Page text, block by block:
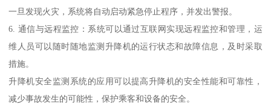
一旦发现火灾，系统将自动启动紧急停止程序，并发出警报。
6. 通信与远程监控：系统可以通过互联网实现远程监控和管理，运
维人员可以随时随地监测升降机的运行状态和故障信息，及时采取
措施。
升降机安全监测系统的应用可以提高升降机的安全性能和可靠性，
减少事故发生的可能性，保护乘客和设备的安全。